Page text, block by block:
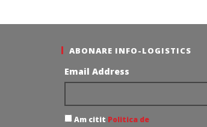
ABONARE INFO-LOGISTICS
Email Address
Am citit Politica de